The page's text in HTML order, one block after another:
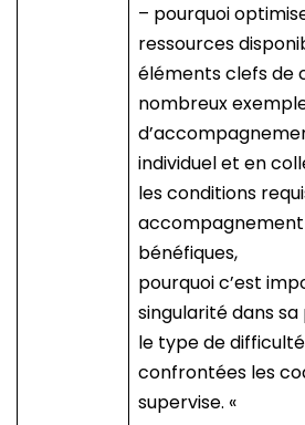
– pourquoi
ressources
éléments clefs de
nombreux
individuel et en
les conditions
accompagnement
bénéfiques,
pourquoi c’est
singularité dans
le type de
confrontées les
supervise. «